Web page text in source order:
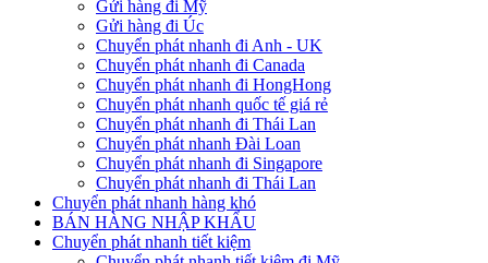
Gửi hàng đi Mỹ
Gửi hàng đi Úc
Chuyển phát nhanh đi Anh - UK
Chuyển phát nhanh đi Canada
Chuyển phát nhanh đi HongHong
Chuyển phát nhanh quốc tế giá rẻ
Chuyển phát nhanh đi Thái Lan
Chuyển phát nhanh Đài Loan
Chuyển phát nhanh đi Singapore
Chuyển phát nhanh đi Thái Lan
Chuyển phát nhanh hàng khó
BÁN HÀNG NHẬP KHẨU
Chuyển phát nhanh tiết kiệm